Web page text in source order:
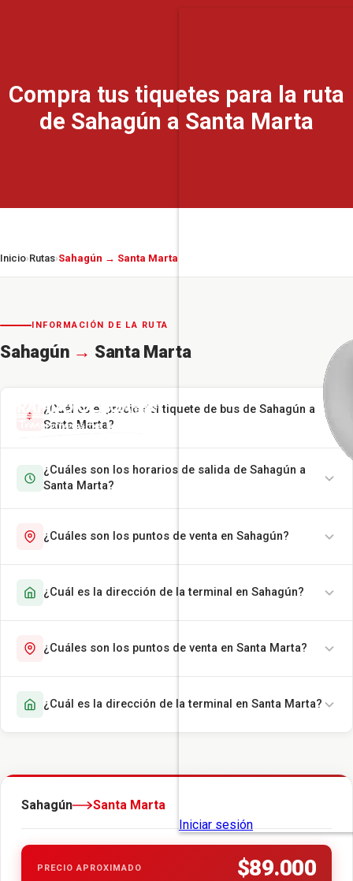
Compra tus tiquetes para la ruta
de Sahagún a Santa Marta
Inicio›Rutas›Sahagún → Santa Marta
INFORMACIÓN DE LA RUTA
Sahagún → Santa Marta
¿Cuál es el precio del tiquete de bus de Sahagún a
Santa Marta?
¿Cuáles son los horarios de salida de Sahagún a
Santa Marta?
¿Cuáles son los puntos de venta en Sahagún?
¿Cuál es la dirección de la terminal en Sahagún?
¿Cuáles son los puntos de venta en Santa Marta?
¿Cuál es la dirección de la terminal en Santa Marta?
Sahagún Santa Marta
PRECIO APROXIMADO $89.000